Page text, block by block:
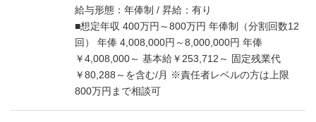
給与形態：年俸制 / 昇給：有り
■想定年収 400万円～800万円 年俸制（分割回数12
回） 年俸 4,008,000円～8,000,000円 年俸
￥4,008,000～ 基本給￥253,712～ 固定残業代
￥80,288～を含む/月 ※責任者レベルの方は上限
800万円まで相談可